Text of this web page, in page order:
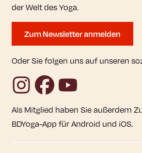
der Welt des Yoga.
Zum Newsletter anmelden
Oder Sie folgen uns auf unseren
InstagramFacebookYouTube
Als Mitglied haben Sie außerdem
BDYoga-App für Android und iOS.